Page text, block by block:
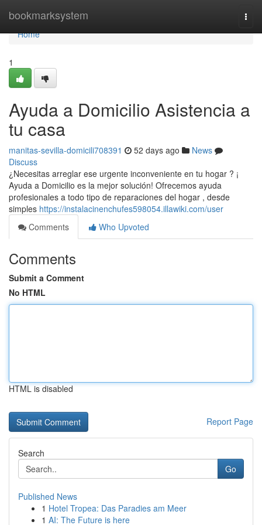
bookmarksystem
Home
Home
1
Ayuda a Domicilio Asistencia a
tu casa
manitas-sevilla-domicili708391 52 days ago
News
Discuss
¿Necesitas arreglar ese urgente inconveniente en tu hogar ? ¡
Ayuda a Domicilio es la mejor solución! Ofrecemos ayuda
profesionales a todo tipo de reparaciones del hogar , desde
simples https://instalacinenchufes598054.illawiki.com/user
Comments
Who Upvoted
Comments
Submit a Comment
No HTML
HTML is disabled
Report Page
Search
Go
Published News
1 Hotel Tropea: Das Paradies am Meer
1 AI: The Future is here